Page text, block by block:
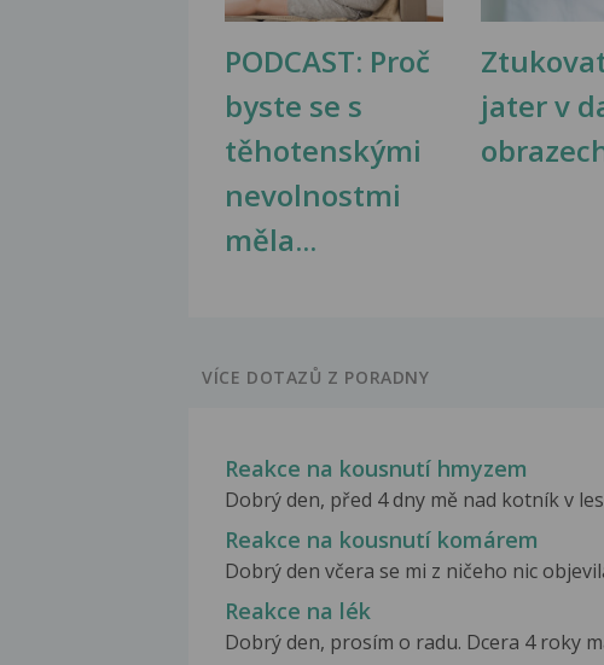
PODCAST: Proč
byste se s
těhotenskými
nevolnostmi
měla...
jater v
VÍCE DOTAZŮ Z PORADNY
Reakce na kousnutí hmyzem
Dobrý den, před 4 dny mě nad kotník v
Reakce na kousnutí komárem
Dobrý den včera se mi z ničeho nic
Reakce na lék
Dobrý den, prosím o radu. Dcera 4 roky